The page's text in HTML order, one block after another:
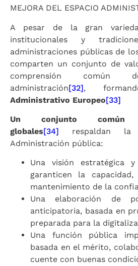
MEJORA DEL ESPACIO
A pesar de la gran
institucionales y
administraciones públicas de
comparten un conjunto de
comprensión
administración[32],
Administrativo Europeo[33]
Un conjunto común
globales[34]
respaldan
Administración pública:
Una visión estratégica
garanticen la
mantenimiento de la
Una elaboración de
anticipatoria, basada en
preparada para la
Una función pública
basada en el mérito,
cuente con buenas